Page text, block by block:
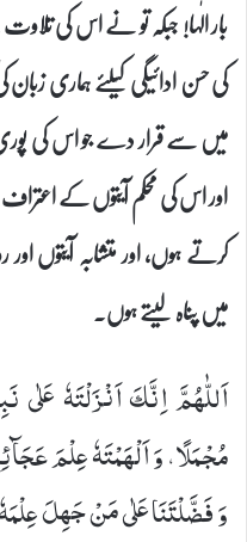
بار الٰہا! جبکہ تو نے اس کی
کی حسن ادائیگی کیلئے ہماری
میں سے قرار دے جو اس کی
اور اس کی محکم آیتوں کے
کرتے ہوں، اور متشابہ آیتوں
میں پناہ لیتے ہوں۔
اَللّٰهُمَّ اِنَّكَ اَنْزَلْتَهٗ عَلٰى
مُجْمَلًا، وَ اَلْهَمْتَهٗ عِلْمَ
وَ فَضَّلْتَنَا عَلٰى مَنْ جَهِلَ